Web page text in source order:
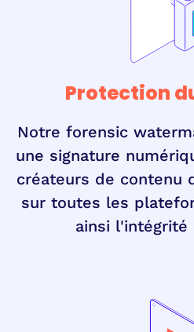
Protection
Notre forensic
une signature
créateurs de contenu
sur toutes les
ainsi l'intégrité